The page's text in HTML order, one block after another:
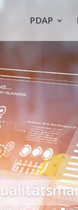
PDAP